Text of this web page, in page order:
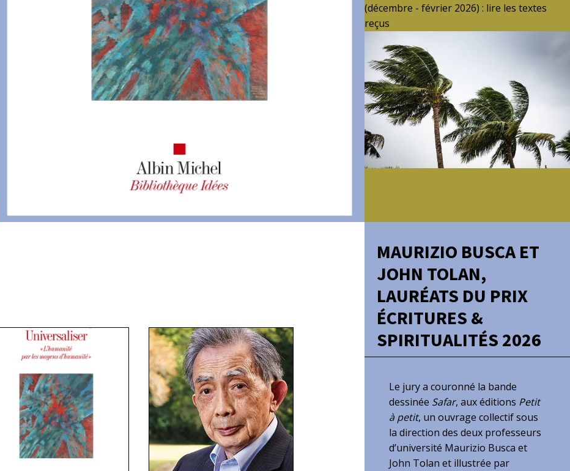
(décembre - février 2026) : lire les textes
reçus
MAURIZIO BUSCA ET
JOHN TOLAN,
LAURÉATS DU PRIX
ÉCRITURES &
SPIRITUALITÉS 2026
Le jury a couronné la bande
dessinée Safar, aux éditions Petit
à petit, un ouvrage collectif sous
la direction des deux professeurs
d’université Maurizio Busca et
John Tolan et illustrée par